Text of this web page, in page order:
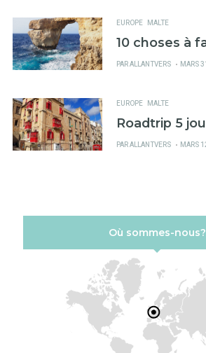
EUROPE MALTE
10 choses à
PARALLANTVERS
PUBLIÉ
MARS
EUROPE MALTE
Roadtrip 5
PARALLANTVERS
PUBLIÉ
MARS
Où sommes-nous?